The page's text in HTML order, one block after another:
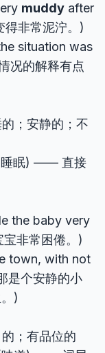
muddy after
得非常泥泞。)
situation was
况的解释有点
；安静的；不
睡眠) —— 直接
the baby very
非常困倦。)
town, with not
是个安静的小
)
；有品位的